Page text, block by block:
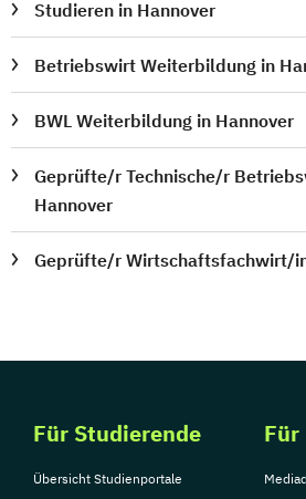
Studieren in Hannover
Betriebswirt Weiterbildung in
BWL Weiterbildung in Hannover
Geprüfte/r Technische/r
Hannover
Geprüfte/r Wirtschaftsfachwirt/
Für Studierende
Übersicht Studienportale
Für